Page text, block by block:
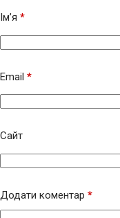
Ім’я *
Email *
Сайт
Додати коментар *